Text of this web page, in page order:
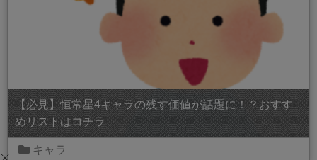
【必見】恒常星4キャラの残す価値が話題に！？おすす
めリストはコチラ
キャラ